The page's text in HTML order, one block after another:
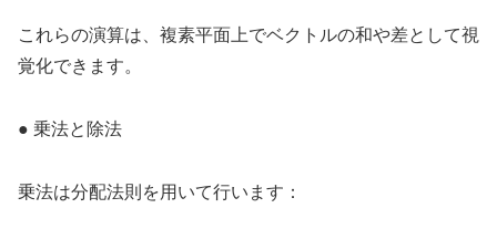
これらの演算は、複素平面上でベクトルの和や差として視
覚化できます。
● 乗法と除法
乗法は分配法則を用いて行います：